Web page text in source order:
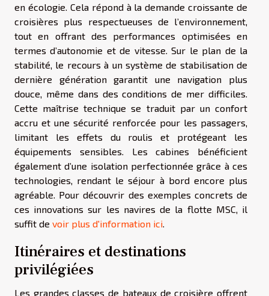
en écologie. Cela répond à la demande croissante de
croisières plus respectueuses de l’environnement,
tout en offrant des performances optimisées en
termes d’autonomie et de vitesse. Sur le plan de la
stabilité, le recours à un système de stabilisation de
dernière génération garantit une navigation plus
douce, même dans des conditions de mer difficiles.
Cette maîtrise technique se traduit par un confort
accru et une sécurité renforcée pour les passagers,
limitant les effets du roulis et protégeant les
équipements sensibles. Les cabines bénéficient
également d’une isolation perfectionnée grâce à ces
technologies, rendant le séjour à bord encore plus
agréable. Pour découvrir des exemples concrets de
ces innovations sur les navires de la flotte MSC, il
suffit de voir plus d'information ici
Itinéraires et destinations
privilégiées
Les grandes classes de bateaux de croisière offrent